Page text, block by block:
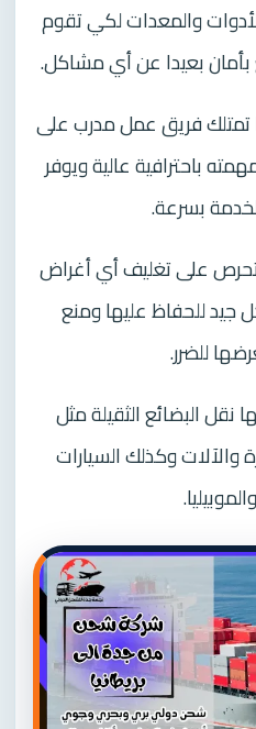
والمعدات لكي تقوم
بأمان بعيدا عن أي مشاكل.
تمتلك فريق عمل مدرب على
باحترافية عالية ويوفر
بسرعة.
على تغليف أي أغراض
جيد للحفاظ عليها ومنع
للضرر.
نقل البضائع الثقيلة مثل
والآلات وكذلك السيارات
والموبيليا.